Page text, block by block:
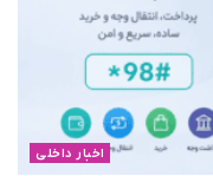
اخبار داخلی